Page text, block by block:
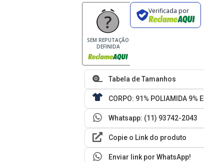
SEM REPUTAÇÃO
DEFINIDA
Verificada por
Tabela de Tamanhos
CORPO: 91% POLIAMIDA 9%
Whatsapp: (11) 93742-2043
Copie o Link do produto
Enviar link por WhatsApp!